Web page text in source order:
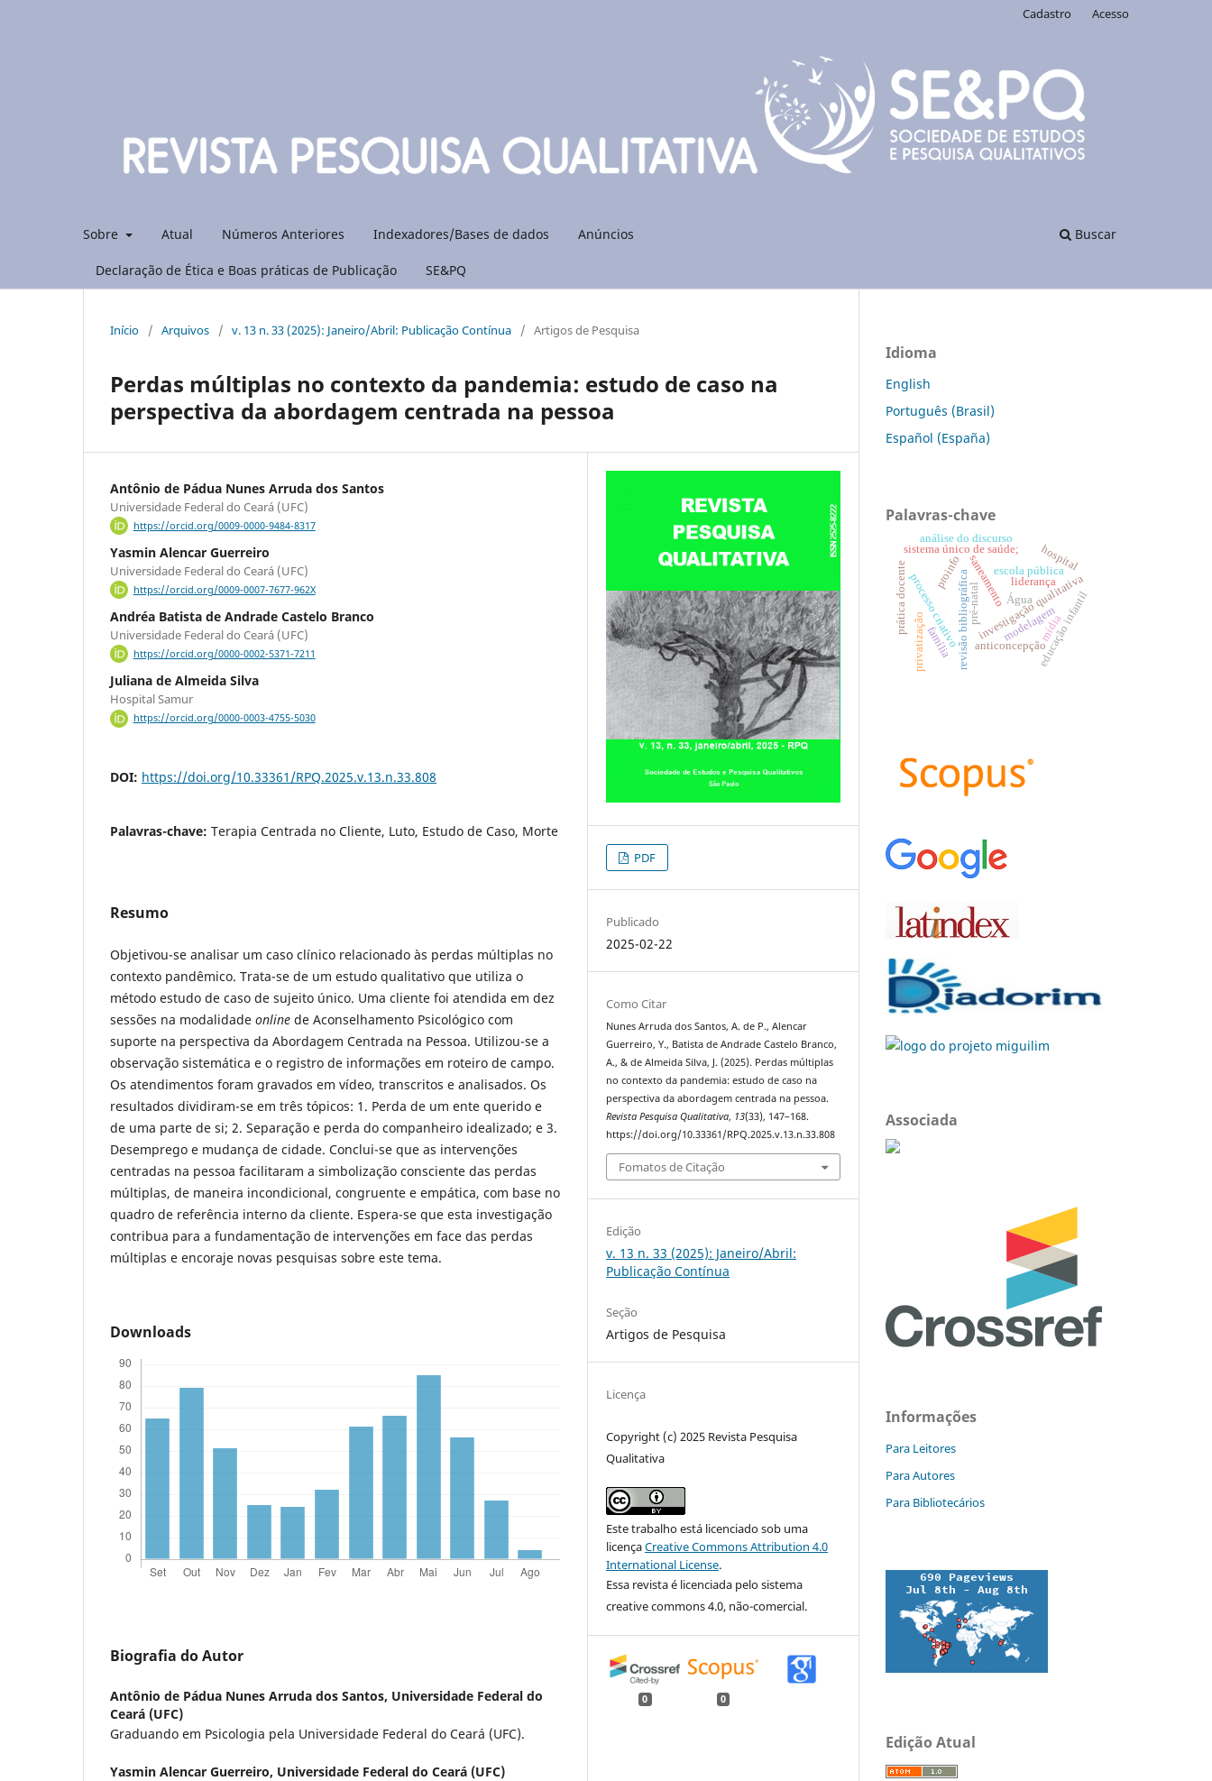
Sobre Atual Números Anteriores Indexadores/Bases de dados Anúncios
Declaração de Ética e Boas práticas de Publicação SE&PQ
Buscar
Cadastro Acesso
Início / Arquivos / v. 13 n. 33 (2025): Janeiro/Abril: Publicação Contínua / Artigos de Pesquisa
Perdas múltiplas no contexto da pandemia: estudo de caso na
perspectiva da abordagem centrada na pessoa
Antônio de Pádua Nunes Arruda dos Santos
Universidade Federal do Ceará (UFC)
https://orcid.org/0009-0000-9484-8317
Yasmin Alencar Guerreiro
Universidade Federal do Ceará (UFC)
https://orcid.org/0009-0007-7677-962X
Andréa Batista de Andrade Castelo Branco
Universidade Federal do Ceará (UFC)
https://orcid.org/0000-0002-5371-7211
Juliana de Almeida Silva
Hospital Samur
https://orcid.org/0000-0003-4755-5030
DOI: https://doi.org/10.33361/RPQ.2025.v.13.n.33.808
Palavras-chave: Terapia Centrada no Cliente, Luto, Estudo de Caso, Morte
Resumo
Objetivou-se analisar um caso clínico relacionado às perdas múltiplas no
contexto pandêmico. Trata-se de um estudo qualitativo que utiliza o
método estudo de caso de sujeito único. Uma cliente foi atendida em dez
sessões na modalidade online de Aconselhamento Psicológico com
suporte na perspectiva da Abordagem Centrada na Pessoa. Utilizou-se a
observação sistemática e o registro de informações em roteiro de campo.
Os atendimentos foram gravados em vídeo, transcritos e analisados. Os
resultados dividiram-se em três tópicos: 1. Perda de um ente querido e
de uma parte de si; 2. Separação e perda do companheiro idealizado; e 3.
Desemprego e mudança de cidade. Conclui-se que as intervenções
centradas na pessoa facilitaram a simbolização consciente das perdas
múltiplas, de maneira incondicional, congruente e empática, com base no
quadro de referência interno da cliente. Espera-se que esta investigação
contribua para a fundamentação de intervenções em face das perdas
múltiplas e encoraje novas pesquisas sobre este tema.
Downloads
Biografia do Autor
Antônio de Pádua Nunes Arruda dos Santos, Universidade Federal do
Ceará (UFC)
Graduando em Psicologia pela Universidade Federal do Ceará (UFC).
Yasmin Alencar Guerreiro, Universidade Federal do Ceará (UFC)
PDF
Publicado
2025-02-22
Como Citar
Nunes Arruda dos Santos, A. de P., Alencar
Guerreiro, Y., Batista de Andrade Castelo Branco,
A., & de Almeida Silva, J. (2025). Perdas múltiplas
no contexto da pandemia: estudo de caso na
perspectiva da abordagem centrada na pessoa.
Revista Pesquisa Qualitativa, 13(33), 147–168.
https://doi.org/10.33361/RPQ.2025.v.13.n.33.808
Fomatos de Citação
Edição
v. 13 n. 33 (2025): Janeiro/Abril:
Publicação Contínua
Seção
Artigos de Pesquisa
Licença
Copyright (c) 2025 Revista Pesquisa
Qualitativa
Este trabalho está licenciado sob uma
licençaCreative Commons Attribution 4.0
International License.
Essa revista é licenciada pelo sistema
creative commons 4.0, não-comercial.
0 0
Idioma
English
Português (Brasil)
Español (España)
Palavras-chave
investigação qualitativa
saneamento
sistema único de saúde;
educação infantil
revisão bibliográfica
processo criativo modelagem
privatização
Água
análise do discurso
mídia
proinfo escola pública
prática docente
anticoncepção
liderança
hospital
pré-natal
família
Associada
Informações
Para Leitores
Para Autores
Para Bibliotecários
Edição Atual